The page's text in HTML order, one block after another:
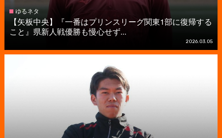
ゆるネタ
【矢板中央】『一番はプリンスリーグ関東1部に復帰する
こと』県新人戦優勝も慢心せず...
2026.03.05